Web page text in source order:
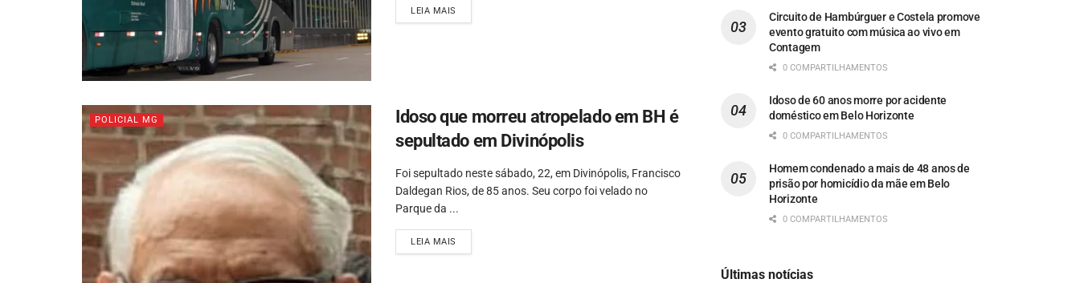
LEIA MAIS
POLICIAL MG
Idoso que morreu atropelado em BH é
sepultado em Divinópolis
Foi sepultado neste sábado, 22, em Divinópolis, Francisco
Daldegan Rios, de 85 anos. Seu corpo foi velado no
Parque da ...
LEIA MAIS
Circuito de Hambúrguer e Costela promove
evento gratuito com música ao vivo em
Contagem
0 COMPARTILHAMENTOS
Idoso de 60 anos morre por acidente
doméstico em Belo Horizonte
0 COMPARTILHAMENTOS
Homem condenado a mais de 48 anos de
prisão por homicídio da mãe em Belo
Horizonte
0 COMPARTILHAMENTOS
Últimas notícias